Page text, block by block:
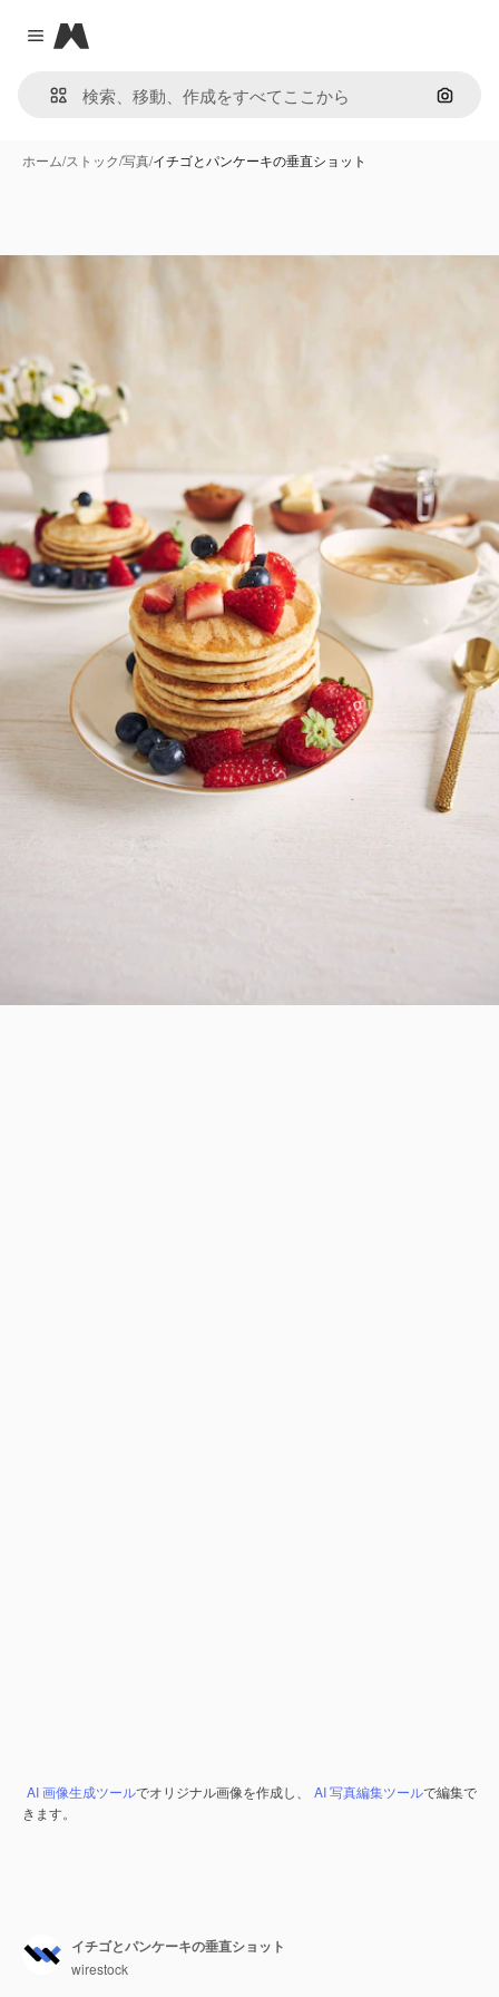
Close menu
Magnific
画像で
ホーム/ストック/写真/イチゴとパンケーキの垂直ショット
AI 画像生成ツールでオリジナル画像を作成し、 AI 写真編集ツールで編集で
きます。
イチゴとパンケーキの垂直ショット
wirestock